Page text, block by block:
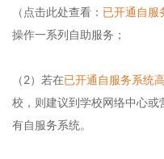
（点击此处查看： 已开通自服
操作一系列自助服务；
（2）若在已开通自服务系统
校，则建议到学校网络中心
有自服务系统。